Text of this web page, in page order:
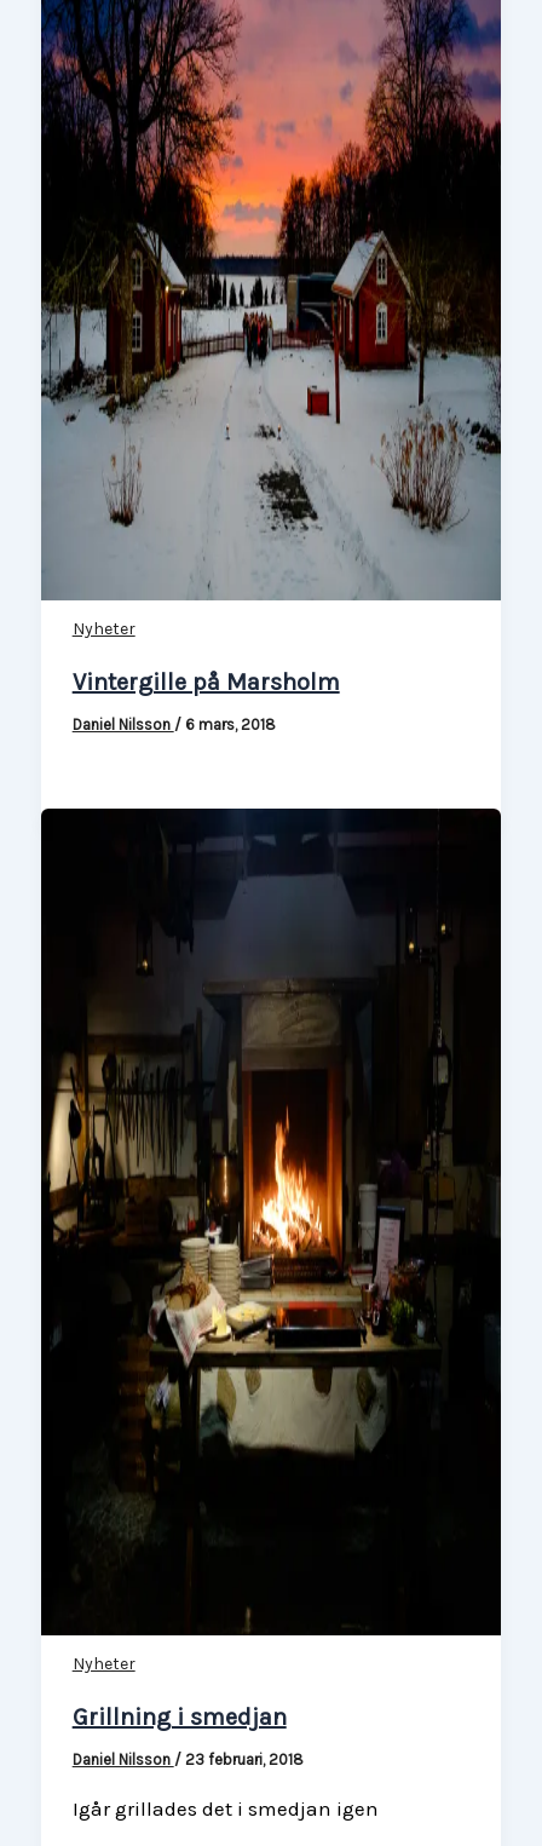
Nyheter
Vintergille på Marsholm
Daniel Nilsson / 6 mars, 2018
Nyheter
Grillning i smedjan
Daniel Nilsson / 23 februari, 2018
Igår grillades det i smedjan igen